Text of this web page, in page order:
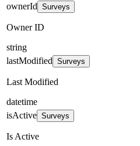
ownerId Surveys
Owner ID
string
lastModified Surveys
Last Modified
datetime
isActive Surveys
Is Active